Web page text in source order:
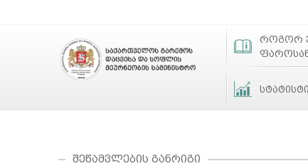
როგორ
ᲨᲔᲬᲐᲛᲕᲚᲔᲑᲘᲡ ᲒᲐᲜᲠᲘᲒᲘ